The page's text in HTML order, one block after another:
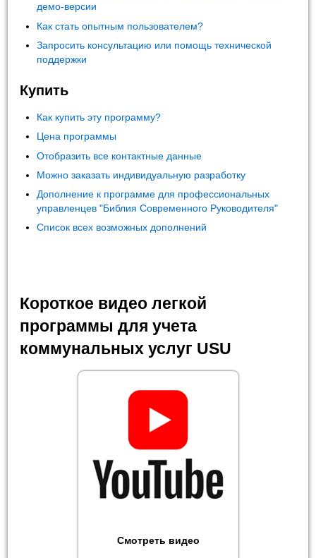
демо-версии
Как стать опытным пользователем?
Запросить консультацию или помощь технической
поддержки
Купить
Как купить эту программу?
Цена программы
Отобразить все контактные данные
Можно заказать индивидуальную разработку
Дополнение к программе для профессиональных
управленцев "Библия Современного Руководителя"
Список всех возможных дополнений
Короткое видео легкой
программы для учета
коммунальных услуг USU
Смотреть видео